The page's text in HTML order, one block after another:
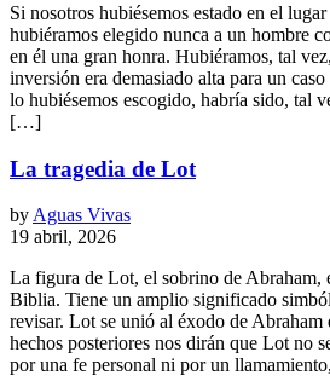
Si nosotros hubiésemos estado en el
hubiéramos elegido nunca a un hombre
en él una gran honra. Hubiéramos, tal
inversión era demasiado alta para un
lo hubiésemos escogido, habría sido, tal
[…]
La tragedia de Lot
by Aguas Vivas
19 abril, 2026
La figura de Lot, el sobrino de Abraham,
Biblia. Tiene un amplio significado
revisar. Lot se unió al éxodo de
hechos posteriores nos dirán que Lot no
por una fe personal ni por un